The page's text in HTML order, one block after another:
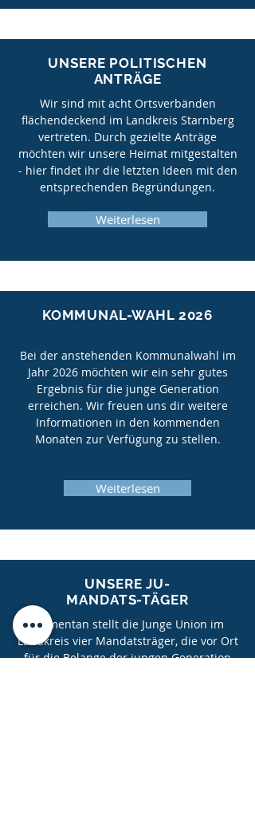
UNSERE POLITISCHEN
ANTRÄGE
Wir sind mit acht Ortsverbänden
flächendeckend im Landkreis Starnberg
vertreten. Durch gezielte Anträge
möchten wir unsere Heimat mitgestalten
- hier findet ihr die letzten Ideen mit den
entsprechenden Begründungen.
Weiterlesen
KOMMUNAL-WAHL 2026
Bei der anstehenden Kommunalwahl im
Jahr 2026 möchten wir ein sehr gutes
Ergebnis für die junge Generation
erreichen. Wir freuen uns dir weitere
Informationen in den kommenden
Monaten zur Verfügung zu stellen.
Weiterlesen
UNSERE JU-
MANDATS-TÄGER
Momentan stellt die Junge Union im
Landkreis vier Mandatsträger, die vor Ort
für die Belange der jungen Generation